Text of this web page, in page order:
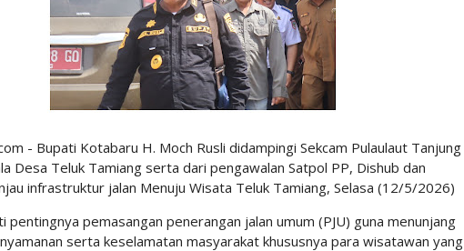
- Bupati Kotabaru H. Moch Rusli didampingi Sekcam Pulaulaut Tanjung
Desa Teluk Tamiang serta dari pengawalan Satpol PP, Dishub dan
infrastruktur jalan Menuju Wisata Teluk Tamiang, Selasa (12/5/2026)
pentingnya pemasangan penerangan jalan umum (PJU) guna menunjang
serta keselamatan masyarakat khususnya para wisatawan yang